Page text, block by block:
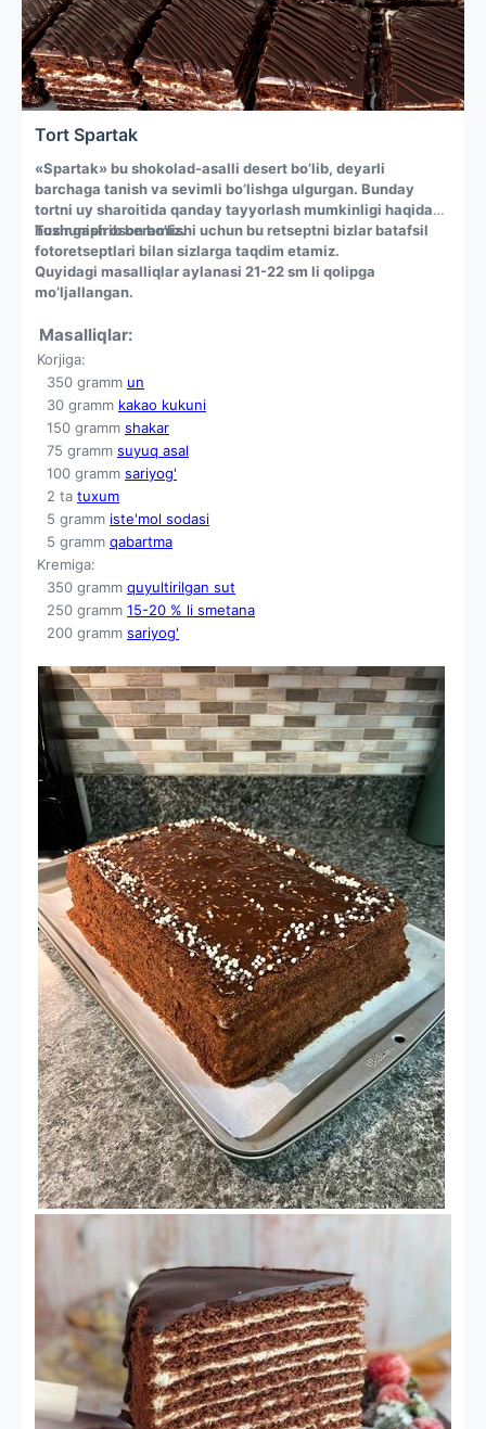
Tort Spartak
«Spartak» bu shokolad-asalli desert bo’lib, deyarli
barchaga tanish va sevimli bo’lishga ulgurgan. Bunday
tortni uy sharoitida qanday tayyorlash mumkinligi haqida
hozir gapirib beramiz.
Tushunish oson bo’lishi uchun bu retseptni bizlar batafsil
fotoretseptlari bilan sizlarga taqdim etamiz.
Quyidagi masalliqlar aylanasi 21-22 sm li qolipga
mo’ljallangan.
Masalliqlar:
Korjiga:
350 gramm un
30 gramm kakao kukuni
150 gramm shakar
75 gramm suyuq asal
100 gramm sariyog'
2 ta tuxum
5 gramm iste'mol sodasi
5 gramm qabartma
Kremiga:
350 gramm quyultirilgan sut
250 gramm 15-20 % li smetana
200 gramm sariyog'